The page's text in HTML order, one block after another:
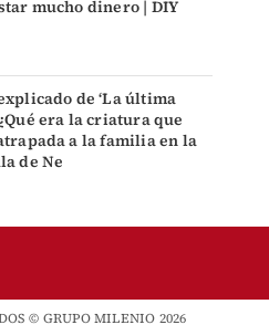
mucho dinero | DIY
de ‘La última
¿Qué era la criatura que
a la familia en la
de Ne
© GRUPO MILENIO 2026